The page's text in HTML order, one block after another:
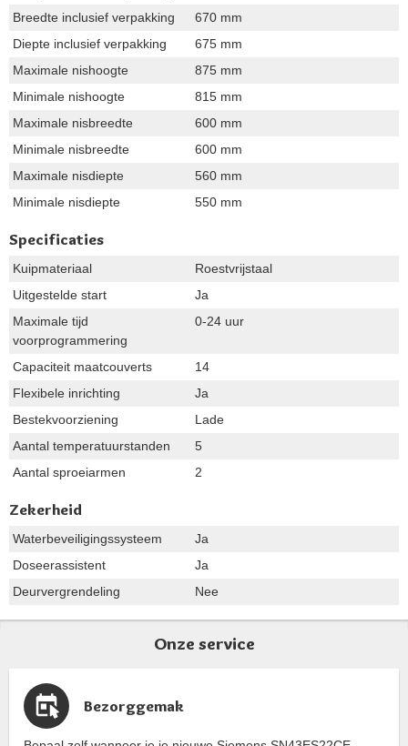
Breedte inclusief verpakking
670 mm
Diepte inclusief verpakking
675 mm
Maximale nishoogte
875 mm
Minimale nishoogte
815 mm
Maximale nisbreedte
600 mm
Minimale nisbreedte
600 mm
Maximale nisdiepte
560 mm
Minimale nisdiepte
550 mm
Specificaties
Kuipmateriaal
Roestvrijstaal
Uitgestelde start
Ja
Maximale tijd
voorprogrammering
0-24 uur
Capaciteit maatcouverts
14
Flexibele inrichting
Ja
Bestekvoorziening
Lade
Aantal temperatuurstanden
5
Aantal sproeiarmen
2
Zekerheid
Waterbeveiligingssysteem
Ja
Doseerassistent
Ja
Deurvergrendeling
Nee
Onze service
Bezorggemak